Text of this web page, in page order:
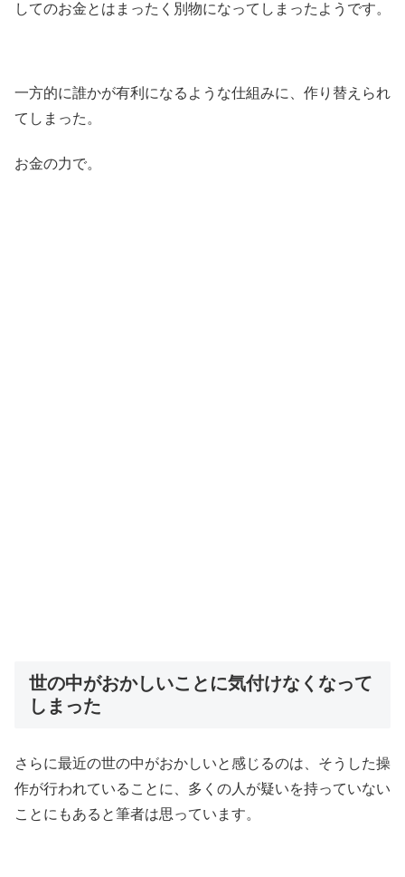
してのお金とはまったく別物になってしまったようです。
一方的に誰かが有利になるような仕組みに、作り替えられ
てしまった。
お金の力で。
世の中がおかしいことに気付けなくなって
しまった
さらに最近の世の中がおかしいと感じるのは、そうした操
作が行われていることに、多くの人が疑いを持っていない
ことにもあると筆者は思っています。